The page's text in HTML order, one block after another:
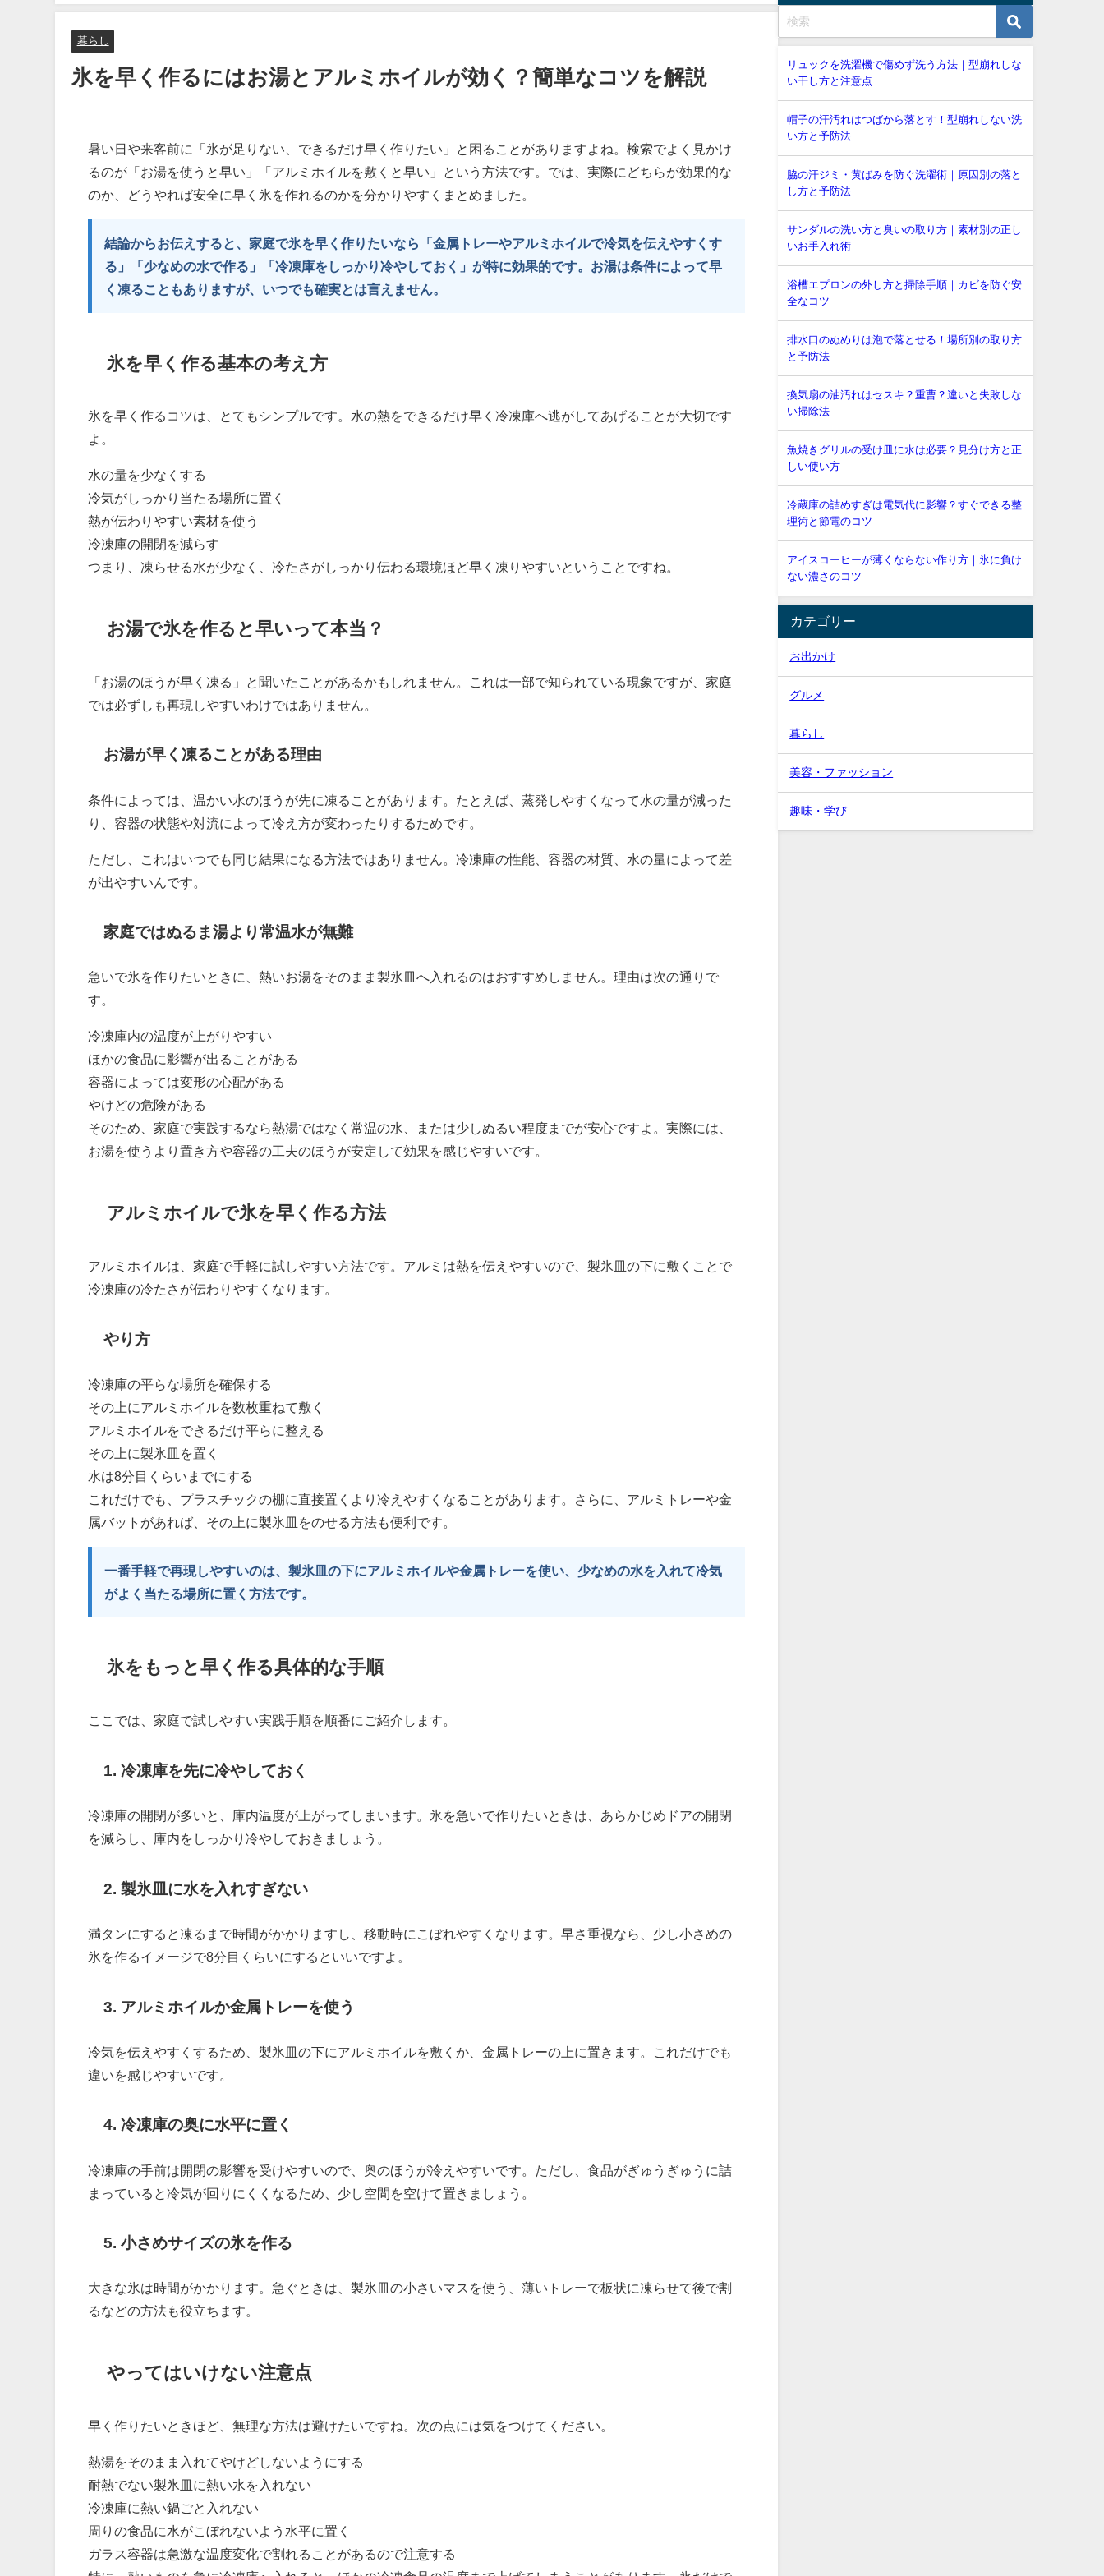
暮らし
氷を早く作るにはお湯とアルミホイルが効く？簡単なコツを解説
暑い日や来客前に「氷が足りない、できるだけ早く作りたい」と困ることがありますよね。検索でよく見かけ
るのが「お湯を使うと早い」「アルミホイルを敷くと早い」という方法です。では、実際にどちらが効果的な
のか、どうやれば安全に早く氷を作れるのかを分かりやすくまとめました。
結論からお伝えすると、家庭で氷を早く作りたいなら「金属トレーやアルミホイルで冷気を伝えやすくす
る」「少なめの水で作る」「冷凍庫をしっかり冷やしておく」が特に効果的です。お湯は条件によって早
く凍ることもありますが、いつでも確実とは言えません。
氷を早く作る基本の考え方
氷を早く作るコツは、とてもシンプルです。水の熱をできるだけ早く冷凍庫へ逃がしてあげることが大切です
よ。
水の量を少なくする
冷気がしっかり当たる場所に置く
熱が伝わりやすい素材を使う
冷凍庫の開閉を減らす
つまり、凍らせる水が少なく、冷たさがしっかり伝わる環境ほど早く凍りやすいということですね。
お湯で氷を作ると早いって本当？
「お湯のほうが早く凍る」と聞いたことがあるかもしれません。これは一部で知られている現象ですが、家庭
では必ずしも再現しやすいわけではありません。
お湯が早く凍ることがある理由
条件によっては、温かい水のほうが先に凍ることがあります。たとえば、蒸発しやすくなって水の量が減った
り、容器の状態や対流によって冷え方が変わったりするためです。
ただし、これはいつでも同じ結果になる方法ではありません。冷凍庫の性能、容器の材質、水の量によって差
が出やすいんです。
家庭ではぬるま湯より常温水が無難
急いで氷を作りたいときに、熱いお湯をそのまま製氷皿へ入れるのはおすすめしません。理由は次の通りで
す。
冷凍庫内の温度が上がりやすい
ほかの食品に影響が出ることがある
容器によっては変形の心配がある
やけどの危険がある
そのため、家庭で実践するなら熱湯ではなく常温の水、または少しぬるい程度までが安心ですよ。実際には、
お湯を使うより置き方や容器の工夫のほうが安定して効果を感じやすいです。
アルミホイルで氷を早く作る方法
アルミホイルは、家庭で手軽に試しやすい方法です。アルミは熱を伝えやすいので、製氷皿の下に敷くことで
冷凍庫の冷たさが伝わりやすくなります。
やり方
冷凍庫の平らな場所を確保する
その上にアルミホイルを数枚重ねて敷く
アルミホイルをできるだけ平らに整える
その上に製氷皿を置く
水は8分目くらいまでにする
これだけでも、プラスチックの棚に直接置くより冷えやすくなることがあります。さらに、アルミトレーや金
属バットがあれば、その上に製氷皿をのせる方法も便利です。
一番手軽で再現しやすいのは、製氷皿の下にアルミホイルや金属トレーを使い、少なめの水を入れて冷気
がよく当たる場所に置く方法です。
氷をもっと早く作る具体的な手順
ここでは、家庭で試しやすい実践手順を順番にご紹介します。
1. 冷凍庫を先に冷やしておく
冷凍庫の開閉が多いと、庫内温度が上がってしまいます。氷を急いで作りたいときは、あらかじめドアの開閉
を減らし、庫内をしっかり冷やしておきましょう。
2. 製氷皿に水を入れすぎない
満タンにすると凍るまで時間がかかりますし、移動時にこぼれやすくなります。早さ重視なら、少し小さめの
氷を作るイメージで8分目くらいにするといいですよ。
3. アルミホイルか金属トレーを使う
冷気を伝えやすくするため、製氷皿の下にアルミホイルを敷くか、金属トレーの上に置きます。これだけでも
違いを感じやすいです。
4. 冷凍庫の奥に水平に置く
冷凍庫の手前は開閉の影響を受けやすいので、奥のほうが冷えやすいです。ただし、食品がぎゅうぎゅうに詰
まっていると冷気が回りにくくなるため、少し空間を空けて置きましょう。
5. 小さめサイズの氷を作る
大きな氷は時間がかかります。急ぐときは、製氷皿の小さいマスを使う、薄いトレーで板状に凍らせて後で割
るなどの方法も役立ちます。
やってはいけない注意点
早く作りたいときほど、無理な方法は避けたいですね。次の点には気をつけてください。
熱湯をそのまま入れてやけどしないようにする
耐熱でない製氷皿に熱い水を入れない
冷凍庫に熱い鍋ごと入れない
周りの食品に水がこぼれないよう水平に置く
ガラス容器は急激な温度変化で割れることがあるので注意する
リュックを洗濯機で傷めず洗う方法｜型崩れしな
い干し方と注意点
帽子の汗汚れはつばから落とす！型崩れしない洗
い方と予防法
脇の汗ジミ・黄ばみを防ぐ洗濯術｜原因別の落と
し方と予防法
サンダルの洗い方と臭いの取り方｜素材別の正し
いお手入れ術
浴槽エプロンの外し方と掃除手順｜カビを防ぐ安
全なコツ
排水口のぬめりは泡で落とせる！場所別の取り方
と予防法
換気扇の油汚れはセスキ？重曹？違いと失敗しな
い掃除法
魚焼きグリルの受け皿に水は必要？見分け方と正
しい使い方
冷蔵庫の詰めすぎは電気代に影響？すぐできる整
理術と節電のコツ
アイスコーヒーが薄くならない作り方｜氷に負け
ない濃さのコツ
カテゴリー
お出かけ
グルメ
暮らし
美容・ファッション
趣味・学び